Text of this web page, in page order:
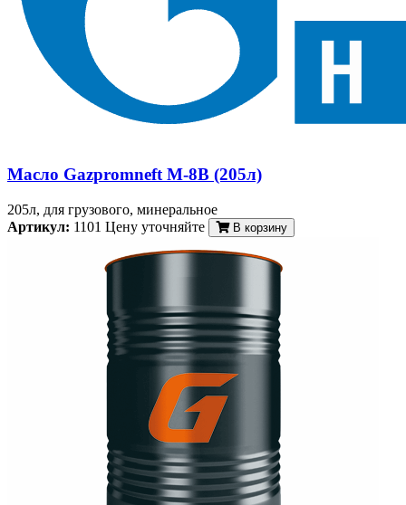
Масло Gazpromneft М-8В (205л)
205л, для грузового, минеральное
Артикул: 1101 Цену уточняйте В корзину